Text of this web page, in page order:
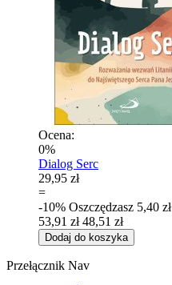
Ocena:
0%
Dialog Serc
29,95 zł
=
-10% Oszczędzasz 5,40 zł
53,91 zł 48,51 zł
Dodaj do koszyka
Przełącznik Nav